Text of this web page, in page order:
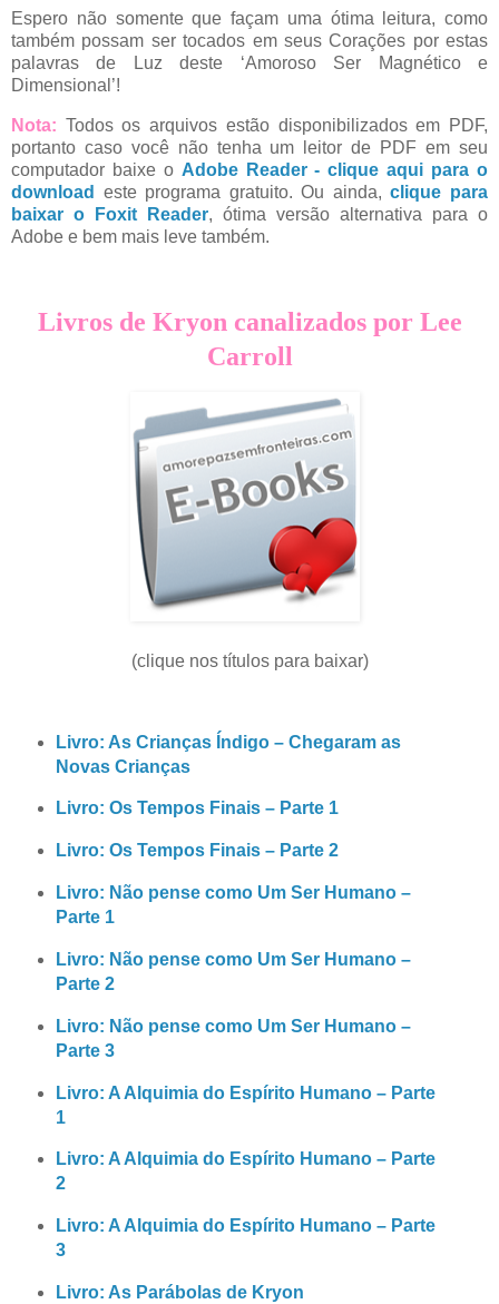
Espero não somente que façam uma ótima leitura, como
também possam ser tocados em seus Corações por estas
palavras de Luz deste ‘Amoroso Ser Magnético e
Dimensional’!
Nota: Todos os arquivos estão disponibilizados em PDF,
portanto caso você não tenha um leitor de PDF em seu
computador baixe o Adobe Reader - clique aqui para o
download
este programa gratuito. Ou ainda,clique para
baixar o Foxit Reader, ótima versão alternativa para o
Adobe e bem mais leve também.
Livros de Kryon canalizados por Lee
Carroll
(clique nos títulos para baixar)
Livro: As Crianças Índigo – Chegaram as
Novas Crianças
Livro: Os Tempos Finais – Parte 1
Livro: Os Tempos Finais – Parte 2
Livro: Não pense como Um Ser Humano –
Parte 1
Livro: Não pense como Um Ser Humano –
Parte 2
Livro: Não pense como Um Ser Humano –
Parte 3
Livro: A Alquimia do Espírito Humano – Parte
1
Livro: A Alquimia do Espírito Humano – Parte
2
Livro: A Alquimia do Espírito Humano – Parte
3
Livro: As Parábolas de Kryon